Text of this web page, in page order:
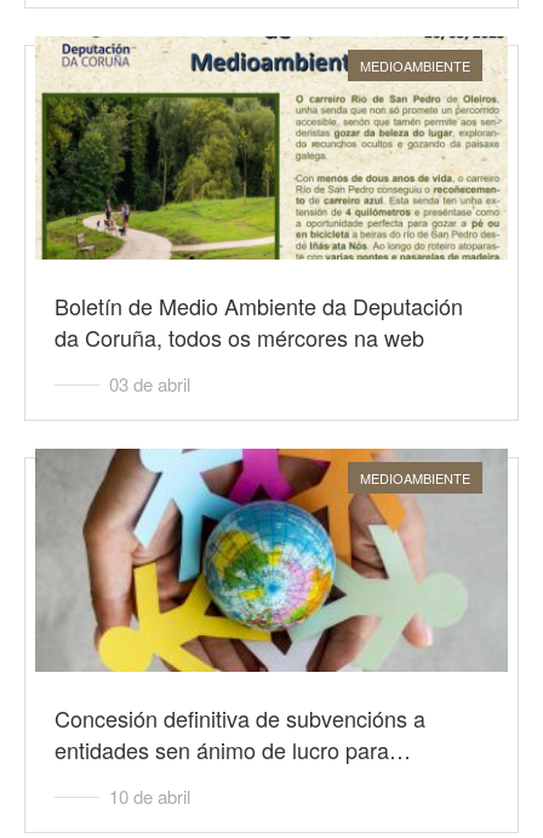
MEDIOAMBIENTE
Boletín de Medio Ambiente da Deputación
da Coruña, todos os mércores na web
03 de abril
MEDIOAMBIENTE
Concesión definitiva de subvencións a
entidades sen ánimo de lucro para…
10 de abril